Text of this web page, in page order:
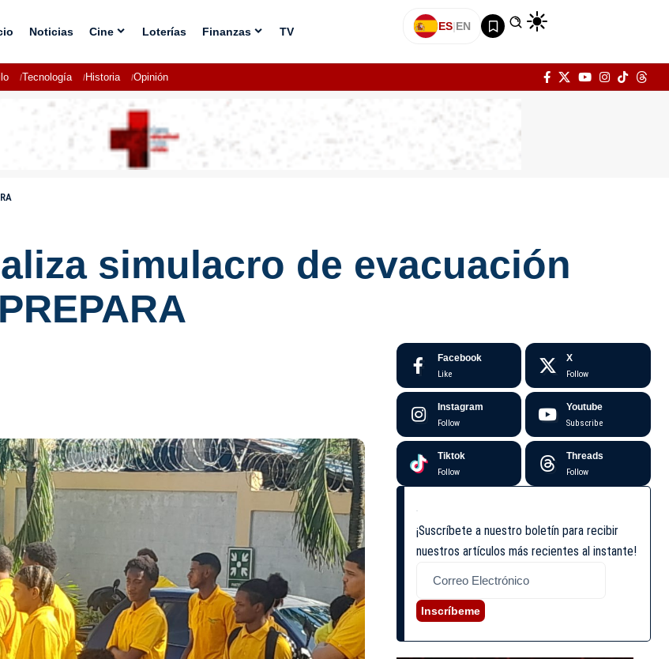
Noticias Cine Loterías Finanzas TV ES|EN
Tecnología Historia Opinión
simulacro de evacuación
Facebook
Like
X
Follow
Instagram
Follow
Youtube
Subscribe
Tiktok
Follow
Threads
Follow
¡Suscríbete a nuestro boletín para recibir
nuestros artículos más recientes al instante!
Inscríbeme